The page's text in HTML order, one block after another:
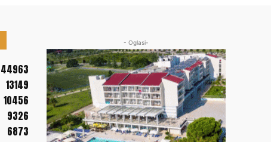
44963
13149
10456
9326
6873
- Oglasi-